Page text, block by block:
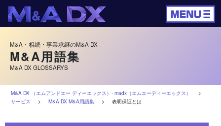
M&A・相続・事業承継のM&A DX
M&A用語集
M&A DX GLOSSARYS
M&A DX （エムアンドエー ディーエックス）‐ madx（エムエーディーエックス）
>
サービス > M&A DX M&A用語集 > 表明保証とは